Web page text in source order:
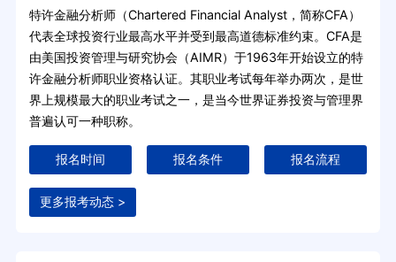
特许金融分析师（Chartered Financial Analyst，简称CFA）
代表全球投资行业最高水平并受到最高道德标准约束。CFA是
由美国投资管理与研究协会（AIMR）于1963年开始设立的特
许金融分析师职业资格认证。其职业考试每年举办两次，是世
界上规模最大的职业考试之一，是当今世界证券投资与管理界
普遍认可一种职称。
报名时间 报名条件 报名流程
更多报考动态 >